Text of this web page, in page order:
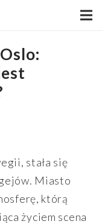
stała się
Miasto
którą
życiem scena